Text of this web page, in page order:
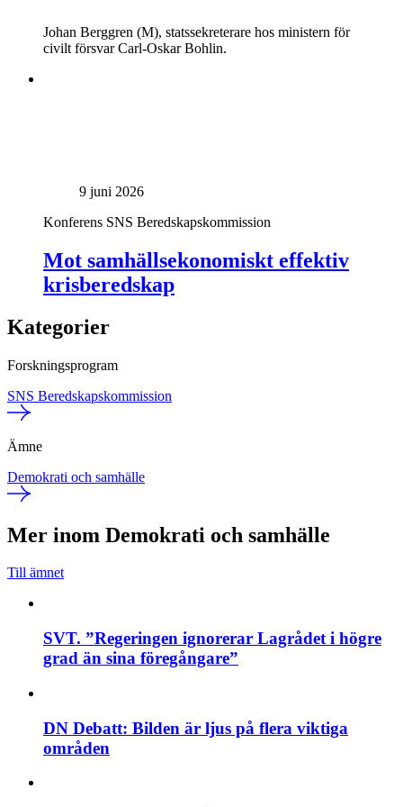
Johan Berggren (M), statssekreterare hos ministern för
civilt försvar Carl-Oskar Bohlin.
9 juni 2026
Konferens SNS Beredskapskommission
Mot samhällsekonomiskt effektiv
krisberedskap
Kategorier
Forskningsprogram
SNS Beredskapskommission
Ämne
Demokrati och samhälle
Mer inom Demokrati och samhälle
Till ämnet
SVT. ”Regeringen ignorerar Lagrådet i högre
grad än sina föregångare”
DN Debatt: Bilden är ljus på flera viktiga
områden